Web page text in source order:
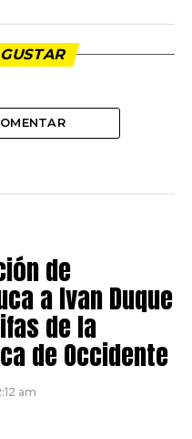
de
a Ivan Duque
de la
de Occidente
am